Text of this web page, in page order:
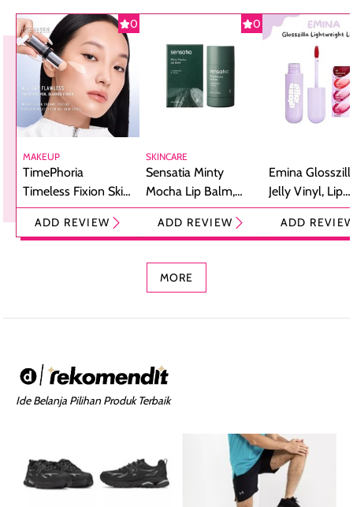
0
MAKEUP
TimePhoria
Timeless Fixion Skin
Tint Stick,
Foundation dan
ADD REVIEW
0
SKINCARE
Sensatia Minty
Mocha Lip Balm,
Pelembap Bibir
dengan Aroma
ADD REVIEW
Emina
Jelly Vinyl, Lip
Cream Glossy
Ringan
ADD
MORE
Ide Belanja Pilihan Produk Terbaik